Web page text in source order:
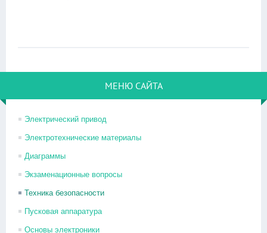
МЕНЮ САЙТА
Электрический привод
Электротехнические материалы
Диаграммы
Экзаменационные вопросы
Техника безопасности
Пусковая аппаратура
Основы электроники